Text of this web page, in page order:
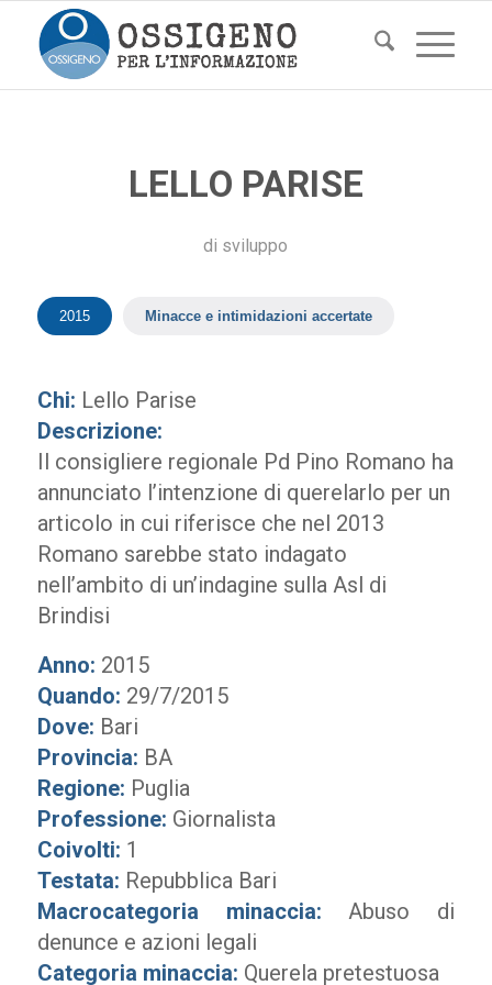
LELLO PARISE
di sviluppo
2015 Minacce e intimidazioni accertate
Chi: Lello Parise
Descrizione:
Il consigliere regionale Pd Pino Romano ha
annunciato l’intenzione di querelarlo per un
articolo in cui riferisce che nel 2013
Romano sarebbe stato indagato
nell’ambito di un’indagine sulla Asl di
Brindisi
Anno: 2015
Quando: 29/7/2015
Dove: Bari
Provincia: BA
Regione: Puglia
Professione: Giornalista
Coivolti: 1
Testata: Repubblica Bari
Macrocategoria minaccia: Abuso di
denunce e azioni legali
Categoria minaccia: Querela pretestuosa